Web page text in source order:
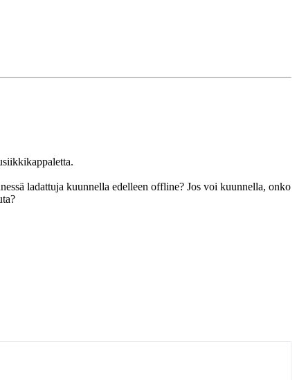
ladattuja kuunnella edelleen offline? Jos voi kuunnella, onko